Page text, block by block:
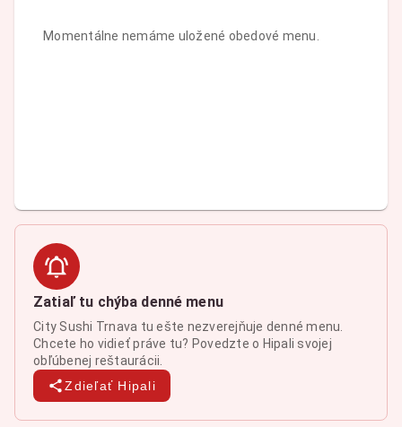
Momentálne nemáme uložené obedové menu.
Zatiaľ tu chýba denné menu
City Sushi Trnava tu ešte nezverejňuje denné menu.
Chcete ho vidieť práve tu? Povedzte o Hipali svojej
obľúbenej reštaurácii.
Zdieľať Hipali